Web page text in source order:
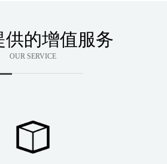
供的增值服务
OUR SERVICE